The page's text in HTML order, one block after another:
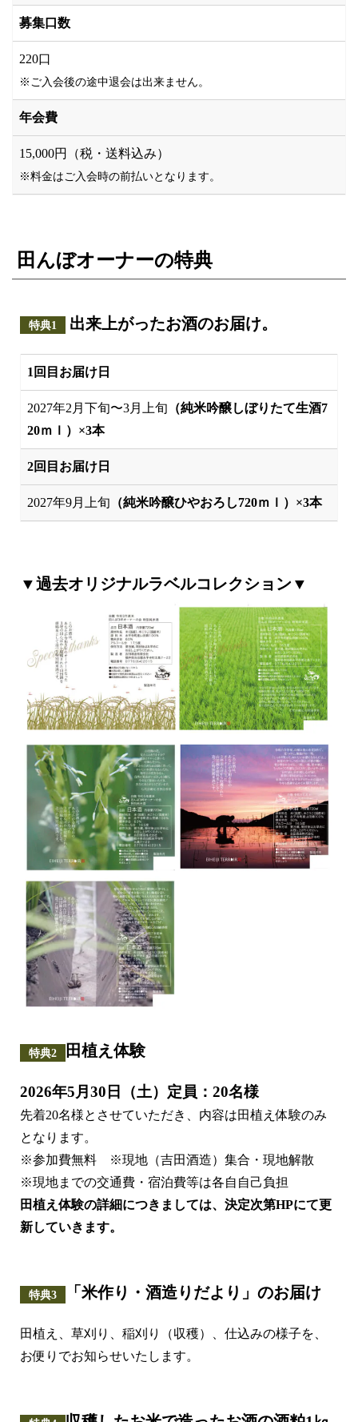
募集口数
220口
※ご入会後の途中退会は出来ません。
年会費
15,000円（税・送料込み）
※料金はご入会時の前払いとなります。
田んぼオーナーの特典
特典1 出来上がったお酒のお届け。
1回目お届け日
2027年2月下旬〜3月上旬 （純米吟醸しぼりたて生酒7
20ｍｌ）×3本
2回目お届け日
2027年9月上旬 （純米吟醸ひやおろし720ｍｌ）×3本
▼過去オリジナルラベルコレクション▼
特典2 田植え体験
2026年5月30日（土）定員：20名様
先着20名様とさせていただき、内容は田植え体験のみ
となります。
※参加費無料 ※現地（吉田酒造）集合・現地解散
※現地までの交通費・宿泊費等は各自自己負担
田植え体験の詳細につきましては、決定次第HPにて更
新していきます。
特典3 「米作り・酒造りだより」のお届け
田植え、草刈り、稲刈り（収穫）、仕込みの様子を、
お便りでお知らせいたします。